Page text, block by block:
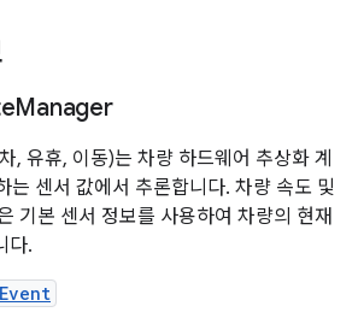
Manager
, 유휴, 이동)는 차량 하드웨어 추상화 계
는 센서 값에서 추론합니다. 차량 속도 및
기본 센서 정보를 사용하여 차량의 현재
다.